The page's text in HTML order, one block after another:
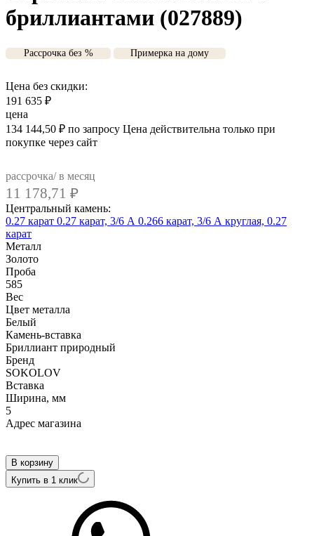
бриллиантами (027889)
Рассрочка без % Примерка на дому
Цена без скидки:
191 635 ₽
цена
134 144,50 ₽ по запросу Цена действительна только при
покупке через сайт
рассрочка/ в месяц
11 178,71 ₽
Центральный камень:
0.27 карат 0.27 карат, 3/6 А 0.266 карат, 3/6 А круглая, 0.27
карат
Металл
Золото
Проба
585
Вес
Цвет металла
Белый
Камень-вставка
Бриллиант природный
Бренд
SOKOLOV
Вcтавка
Ширина, мм
5
Адрес магазина
В корзину
Купить в 1 клик